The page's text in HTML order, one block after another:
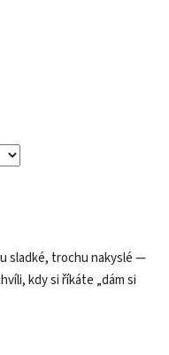
sladké, trochu nakyslé —
kdy si říkáte „dám si